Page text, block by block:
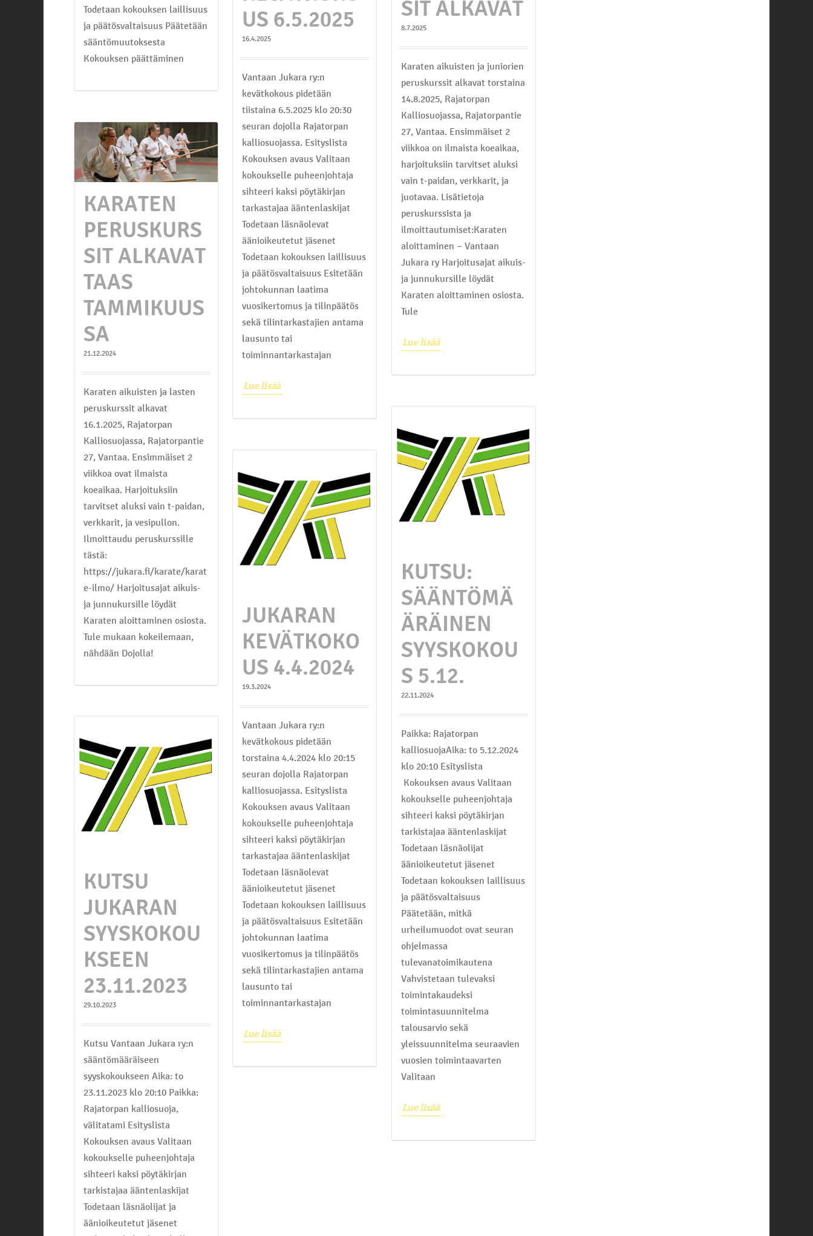
Todetaan kokouksen laillisuus
ja päätösvaltaisuus Päätetään
sääntömuutoksesta
Kokouksen päättäminen
SIT ALKAVAT
8.7.2025
Karaten aikuisten ja juniorien
peruskurssit alkavat torstaina
14.8.2025, Rajatorpan
Kalliosuojassa, Rajatorpantie
27, Vantaa. Ensimmäiset 2
viikkoa on ilmaista koeaikaa,
harjoituksiin tarvitset aluksi
vain t-paidan, verkkarit, ja
juotavaa. Lisätietoja
peruskurssista ja
ilmoittautumiset:Karaten
aloittaminen – Vantaan
Jukara ry Harjoitusajat aikuis-
ja junnukursille löydät
Karaten aloittaminen osiosta.
Tule
Lue lisää
US 6.5.2025
16.4.2025
Vantaan Jukara ry:n
kevätkokous pidetään
tiistaina 6.5.2025 klo 20:30
seuran dojolla Rajatorpan
kalliosuojassa. Esityslista
Kokouksen avaus Valitaan
kokoukselle puheenjohtaja
sihteeri kaksi pöytäkirjan
tarkastajaa ääntenlaskijat
Todetaan läsnäolevat
äänioikeutetut jäsenet
Todetaan kokouksen laillisuus
ja päätösvaltaisuus Esitetään
johtokunnan laatima
vuosikertomus ja tilinpäätös
sekä tilintarkastajien antama
lausunto tai
toiminnantarkastajan
Lue lisää
KARATEN
PERUSKURS
SIT ALKAVAT
TAAS
TAMMIKUUS
SA
21.12.2024
Karaten aikuisten ja lasten
peruskurssit alkavat
16.1.2025, Rajatorpan
Kalliosuojassa, Rajatorpantie
27, Vantaa. Ensimmäiset 2
viikkoa ovat ilmaista
koeaikaa. Harjoituksiin
tarvitset aluksi vain t-paidan,
verkkarit, ja vesipullon.
Ilmoittaudu peruskurssille
tästä:
https://jukara.fi/karate/karat
e-ilmo/ Harjoitusajat aikuis-
ja junnukursille löydät
Karaten aloittaminen osiosta.
Tule mukaan kokeilemaan,
nähdään Dojolla!
KUTSU:
SÄÄNTÖMÄ
ÄRÄINEN
SYYSKOKOU
S 5.12.
22.11.2024
Paikka: Rajatorpan
kalliosuojaAika: to 5.12.2024
klo 20:10 Esityslista
Kokouksen avaus Valitaan
kokoukselle puheenjohtaja
sihteeri kaksi pöytäkirjan
tarkistajaa ääntenlaskijat
Todetaan läsnäolijat
äänioikeutetut jäsenet
Todetaan kokouksen laillisuus
ja päätösvaltaisuus
Päätetään, mitkä
urheilumuodot ovat seuran
ohjelmassa
tulevanatoimikautena
Vahvistetaan tulevaksi
toimintakaudeksi
toimintasuunnitelma
talousarvio sekä
yleissuunnitelma seuraavien
vuosien toimintaavarten
Valitaan
Lue lisää
JUKARAN
KEVÄTKOKO
US 4.4.2024
19.3.2024
Vantaan Jukara ry:n
kevätkokous pidetään
torstaina 4.4.2024 klo 20:15
seuran dojolla Rajatorpan
kalliosuojassa. Esityslista
Kokouksen avaus Valitaan
kokoukselle puheenjohtaja
sihteeri kaksi pöytäkirjan
tarkastajaa ääntenlaskijat
Todetaan läsnäolevat
äänioikeutetut jäsenet
Todetaan kokouksen laillisuus
ja päätösvaltaisuus Esitetään
johtokunnan laatima
vuosikertomus ja tilinpäätös
sekä tilintarkastajien antama
lausunto tai
toiminnantarkastajan
Lue lisää
KUTSU
JUKARAN
SYYSKOKOU
KSEEN
23.11.2023
29.10.2023
Kutsu Vantaan Jukara ry:n
sääntömääräiseen
syyskokoukseen Aika: to
23.11.2023 klo 20:10 Paikka:
Rajatorpan kalliosuoja,
välitatami Esityslista
Kokouksen avaus Valitaan
kokoukselle puheenjohtaja
sihteeri kaksi pöytäkirjan
tarkistajaa ääntenlaskijat
Todetaan läsnäolijat ja
äänioikeutetut jäsenet